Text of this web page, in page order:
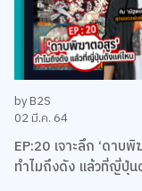
by B2S
02 มี.ค. 64
EP:20 เจาะลึก ‘ดาบพิ
ทำไมถึงดัง แล้วที่ญี่ปุ่